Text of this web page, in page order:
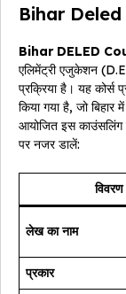
Bihar
Bihar DELED
एलिमेंट्री एजुकेशन
प्रक्रिया है। यह कोर्स
किया गया है, जो बिहार
आयोजित इस
पर नजर डालें:
विवरण
लेख का नाम
प्रकार